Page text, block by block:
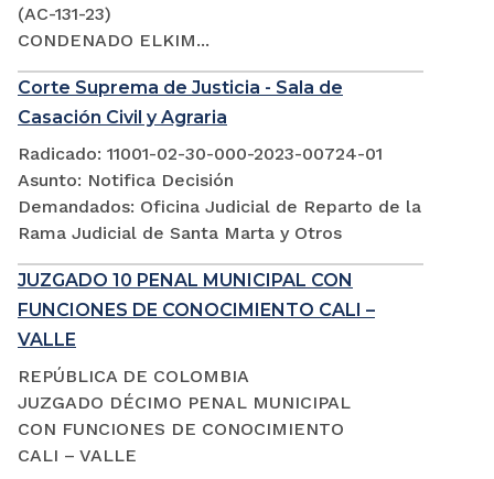
(AC-131-23)
CONDENADO ELKIM...
Corte Suprema de Justicia - Sala de
Casación Civil y Agraria
Radicado: 11001-02-30-000-2023-00724-01
Asunto: Notifica Decisión
Demandados: Oficina Judicial de Reparto de la
Rama Judicial de Santa Marta y Otros
JUZGADO 10 PENAL MUNICIPAL CON
FUNCIONES DE CONOCIMIENTO CALI –
VALLE
REPÚBLICA DE COLOMBIA
JUZGADO DÉCIMO PENAL MUNICIPAL
CON FUNCIONES DE CONOCIMIENTO
CALI – VALLE